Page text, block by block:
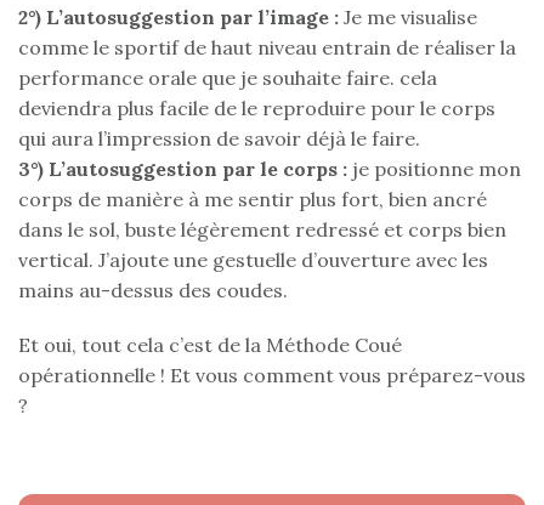
2°) L’autosuggestion par l’image : Je me visualise
comme le sportif de haut niveau entrain de réaliser la
performance orale que je souhaite faire. cela
deviendra plus facile de le reproduire pour le corps
qui aura l’impression de savoir déjà le faire.
3°) L’autosuggestion par le corps : je positionne mon
corps de manière à me sentir plus fort, bien ancré
dans le sol, buste légèrement redressé et corps bien
vertical. J’ajoute une gestuelle d’ouverture avec les
mains au-dessus des coudes.
Et oui, tout cela c’est de la Méthode Coué
opérationnelle ! Et vous comment vous préparez-vous
?